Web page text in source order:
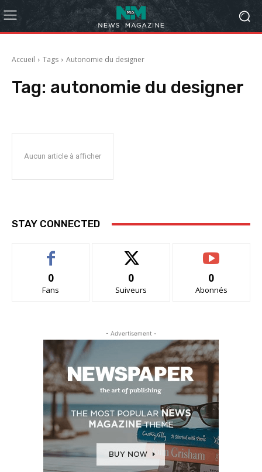
Accueil Tags Autonomie du designer
Tag: autonomie du designer
Aucun article à afficher
STAY CONNECTED
0
Fans
0
Suiveurs
0
Abonnés
- Advertisement -